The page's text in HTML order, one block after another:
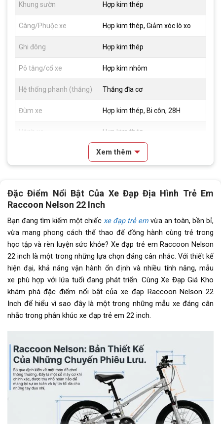
Khung sườn Hợp kim thép
Càng/Phuộc xe Hợp kim thép, Giảm xóc lò xo
Ghi đông Hợp kim thép
Pô tăng/cổ xe Hợp kim nhôm
Hệ thống phanh (thắng) Thắng đĩa cơ
Đùm xe Hợp kim thép, Bi côn, 28H
Hợp kim thép
22x2.35
Tăng tốc trước (Gạt
đĩa)
N/A
Tăng tốc sau (Gạt líp)
Đùi đĩa
Hợp kim thép, cốt vuông, Bạc
đạn
Dĩa 1 tầng
Líp 1 tầng
22 inch
Yên Da thể thao
Cọc/cốt yên Hợp kim thép
Không baga, không Chắn bùn.
Thông số kỹ thuật có thể sẽ
Xem thêm
Đặc Điểm Nổi Bật Của Xe Đạp Địa Hình Trẻ Em
Raccoon Nelson 22 Inch
Bạn đang tìm kiếm một chiếc xe đạp trẻ em vừa an toàn, bền bỉ,
vừa mang phong cách thể thao để đồng hành cùng trẻ trong
học tập và rèn luyện sức khỏe? Xe đạp trẻ em Raccoon Nelson
22 inch là một trong những lựa chọn đáng cân nhắc. Với thiết kế
hiện đại, khả năng vận hành ổn định và nhiều tính năng, mẫu
xe phù hợp với lứa tuổi đang phát triển. Cùng Xe Đạp Giá Kho
khám phá đặc điểm nổi bật của xe đạp Raccoon Nelson 22
Inch để hiểu vì sao đây là một trong những mẫu xe đáng cân
nhắc trong phân khúc xe đạp trẻ em 22 inch.